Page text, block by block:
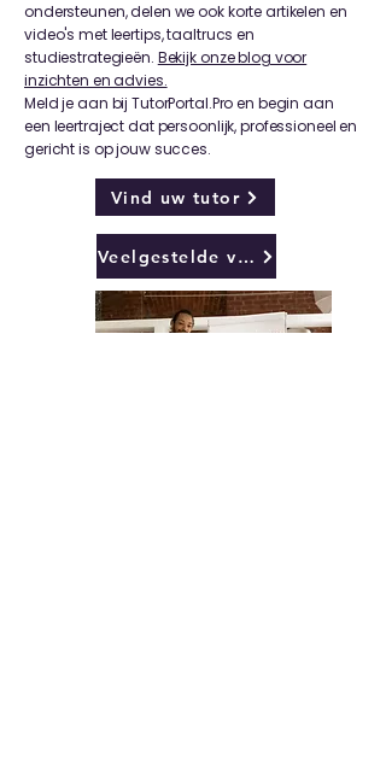
ondersteunen, delen we ook korte artikelen en
video's met leertips, taaltrucs en
studiestrategieën. Bekijk onze blog voor
inzichten en advies.
Meld je aan bij TutorPortal.Pro en begin aan
een leertraject dat persoonlijk, professioneel en
gericht is op jouw succes.
Vind uw tutor
Veelgestelde vragen voor studenten